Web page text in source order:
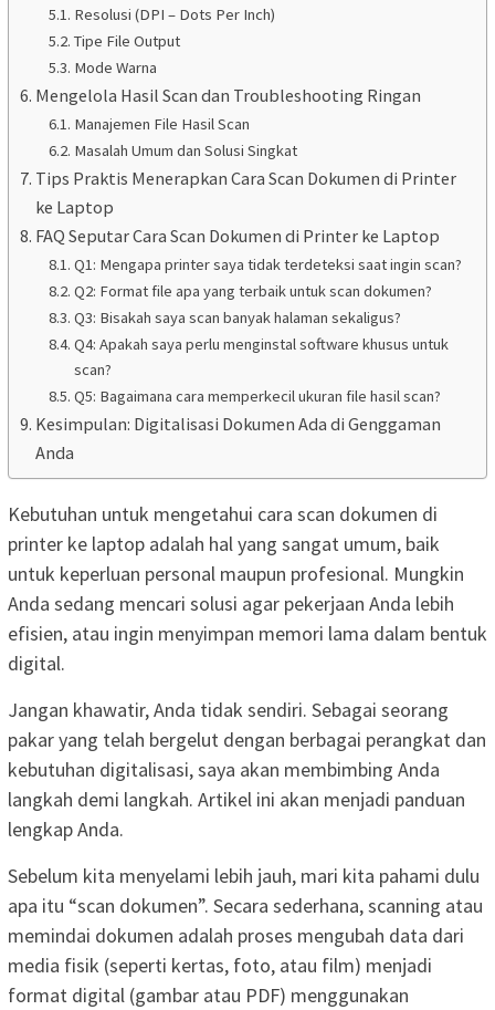
Resolusi (DPI – Dots Per Inch)
Tipe File Output
Mode Warna
Mengelola Hasil Scan dan Troubleshooting Ringan
Manajemen File Hasil Scan
Masalah Umum dan Solusi Singkat
Tips Praktis Menerapkan Cara Scan Dokumen di Printer
ke Laptop
FAQ Seputar Cara Scan Dokumen di Printer ke Laptop
Q1: Mengapa printer saya tidak terdeteksi saat ingin scan?
Q2: Format file apa yang terbaik untuk scan dokumen?
Q3: Bisakah saya scan banyak halaman sekaligus?
Q4: Apakah saya perlu menginstal software khusus untuk
scan?
Q5: Bagaimana cara memperkecil ukuran file hasil scan?
Kesimpulan: Digitalisasi Dokumen Ada di Genggaman
Anda
Kebutuhan untuk mengetahui cara scan dokumen di
printer ke laptop adalah hal yang sangat umum, baik
untuk keperluan personal maupun profesional. Mungkin
Anda sedang mencari solusi agar pekerjaan Anda lebih
efisien, atau ingin menyimpan memori lama dalam bentuk
digital.
Jangan khawatir, Anda tidak sendiri. Sebagai seorang
pakar yang telah bergelut dengan berbagai perangkat dan
kebutuhan digitalisasi, saya akan membimbing Anda
langkah demi langkah. Artikel ini akan menjadi panduan
lengkap Anda.
Sebelum kita menyelami lebih jauh, mari kita pahami dulu
apa itu “scan dokumen”. Secara sederhana, scanning atau
memindai dokumen adalah proses mengubah data dari
media fisik (seperti kertas, foto, atau film) menjadi
format digital (gambar atau PDF) menggunakan